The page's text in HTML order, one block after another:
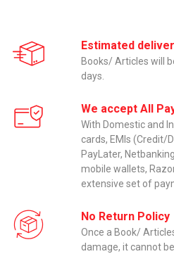
Estimated
Books/ Articles will
days.
We accept All
With Domestic and
cards, EMIs (Credit/
PayLater,
mobile wallets,
extensive set of
No Return Policy
Once a Book/
damage, it cannot